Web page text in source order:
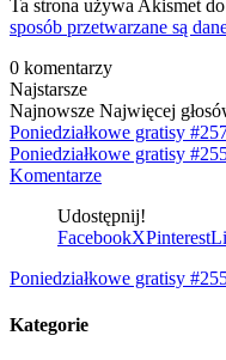
Ta strona używa Akismet
sposób przetwarzane są
0 komentarzy
Najstarsze
Najnowsze Najwięcej
Poniedziałkowe gratisy
Poniedziałkowe gratisy
Komentarze
Udostępnij!
FacebookXPinterest
Poniedziałkowe gratisy
Kategorie